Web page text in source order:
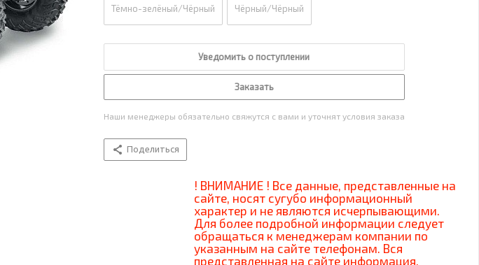
Тёмно-зелёный/Чёрный Чёрный/Чёрный
Уведомить о поступлении
Заказать
Наши менеджеры обязательно свяжутся с вами и уточнят условия заказа
Поделиться
! ВНИМАНИЕ ! Все данные, представленные на
сайте, носят сугубо информационный
характер и не являются исчерпывающими.
Для более подробной информации следует
обращаться к менеджерам компании по
указанным на сайте телефонам. Вся
представленная на сайте информация,